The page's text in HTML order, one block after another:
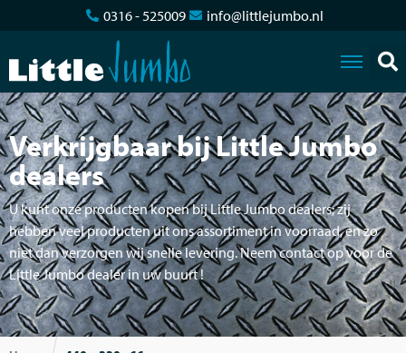
0316 - 525009 info@littlejumbo.nl
Verkrijgbaar bij Little Jumbo
dealers
U kunt onze producten kopen bij Little Jumbo dealers; zij
hebben veel producten uit ons assortiment in voorraad, en zo
niet dan verzorgen wij snelle levering. Neem contact op voor de
Little Jumbo dealer in uw buurt !